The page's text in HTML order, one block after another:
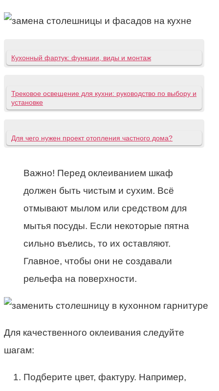
Кухонный фартук: функции, виды и монтаж
Трековое освещение для кухни: руководство по выбору и
установке
Для чего нужен проект отопления частного дома?
Важно! Перед оклеиванием шкаф
должен быть чистым и сухим. Всё
отмывают мылом или средством для
мытья посуды. Если некоторые пятна
сильно въелись, то их оставляют.
Главное, чтобы они не создавали
рельефа на поверхности.
Для качественного оклеивания следуйте
шагам:
Подберите цвет, фактуру. Например,